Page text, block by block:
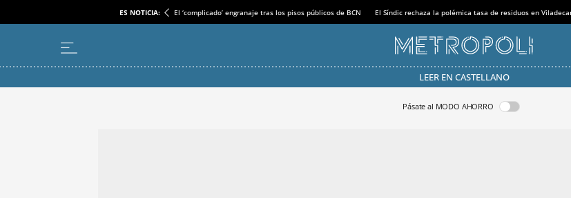
ES NOTICIA: El ‘complicado’ engranaje tras los pisos públicos de BCN El Síndic rechaza la polémica tasa de residuos en
LEER EN CASTELLANO
Pásate al MODO AHORRO